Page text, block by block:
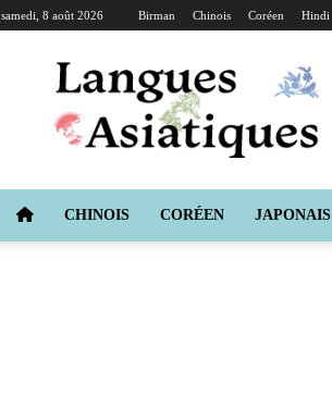
samedi, 8 août 2026 Birman Chinois Coréen Hindi
Langues
Asiatiques
CHINOIS CORÉEN JAPONAIS